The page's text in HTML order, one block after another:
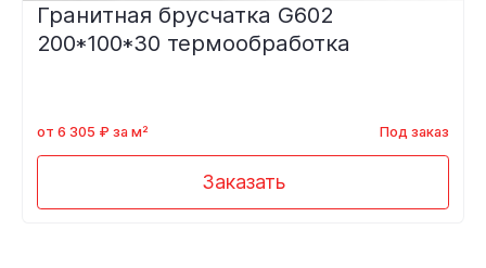
Гранитная брусчатка G602
200*100*30 термообработка
от 6 305 ₽ за м² Под заказ
Заказать